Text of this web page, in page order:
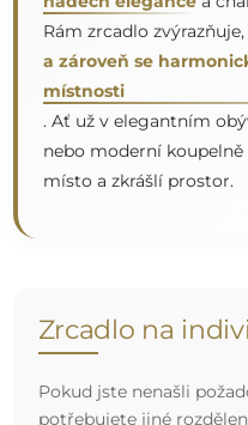
Doporučujeme zaslat
e-mailovou adresu:
objednané zrcadlo
parkem a vyškoleným
můžeme zaručit, že